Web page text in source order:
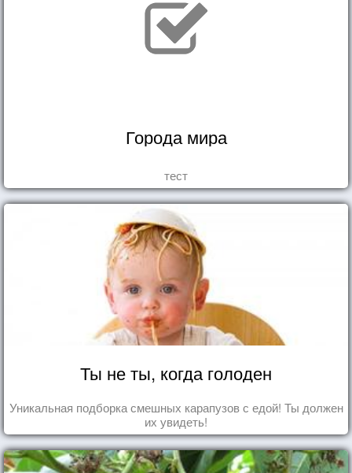
Города мира
тест
Ты не ты, когда голоден
Уникальная подборка смешных карапузов с едой! Ты должен
их увидеть!